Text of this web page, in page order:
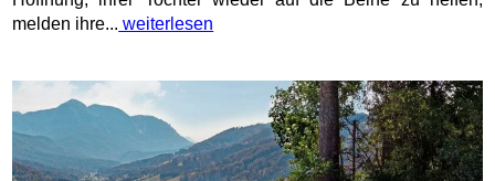
melden ihre... weiterlesen